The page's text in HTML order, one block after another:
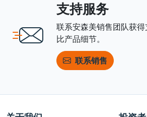
支持服务
联系安森美销售团队获
比产品细节。
联系销售